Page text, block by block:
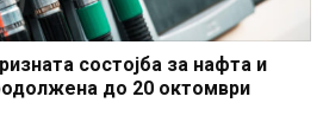
состојба за нафта и
до 20 октомври